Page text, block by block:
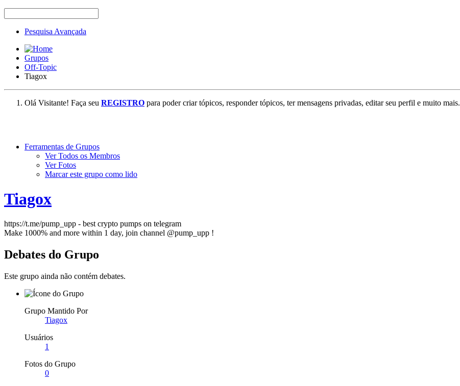
Pesquisa Avançada
Grupos
Off-Topic
Tiagox
Olá Visitante! Faça seu REGISTRO para poder criar tópicos, responder tópicos, ter mensagens privadas, editar seu perfil e muito mais.
Ferramentas de Grupos
Ver Todos os Membros
Ver Fotos
Marcar este grupo como lido
Tiagox
https://t.me/pump_upp - best crypto pumps on telegram
Make 1000% and more within 1 day, join channel @pump_upp !
Debates do Grupo
Este grupo ainda não contém debates.
Grupo Mantido Por
Tiagox
Usuários
1
Fotos do Grupo
0